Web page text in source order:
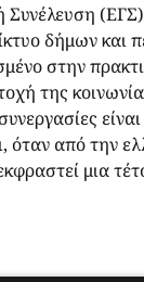
(ΕΓΣ)
δήμων και
στην
της
όταν από την
μια